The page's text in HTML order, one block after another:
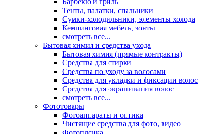
Барбекю и гриль
Тенты, палатки, спальники
Сумки-холодильники, элементы холода
Кемпинговая мебель, зонты
смотреть все...
Бытовая химия и средства ухода
Бытовая химия (прямые контракты)
Средства для стирки
Средства по уходу за волосами
Средства для укладки и фиксации волос
Средства для окрашивания волос
смотреть все...
Фототовары
Фотоаппараты и оптика
Чистящие средства для фото, видео
Фотопленка